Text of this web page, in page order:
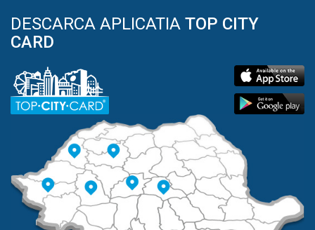
DESCARCA APLICATIA TOP CITY
CARD